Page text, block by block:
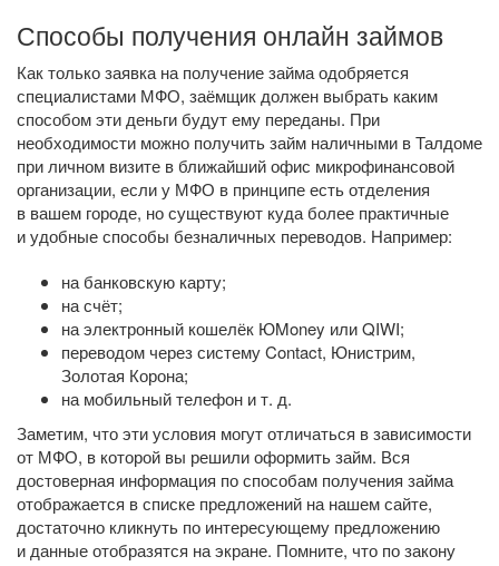
Способы получения онлайн займов
Как только заявка на получение займа одобряется
специалистами МФО, заёмщик должен выбрать каким
способом эти деньги будут ему переданы. При
необходимости можно получить займ наличными в Талдоме
при личном визите в ближайший офис микрофинансовой
организации, если у МФО в принципе есть отделения
в вашем городе, но существуют куда более практичные
и удобные способы безналичных переводов. Например:
на банковскую карту;
на счёт;
на электронный кошелёк ЮMoney или QIWI;
переводом через систему Contact, Юнистрим,
Золотая Корона;
на мобильный телефон и т. д.
Заметим, что эти условия могут отличаться в зависимости
от МФО, в которой вы решили оформить займ. Вся
достоверная информация по способам получения займа
отображается в списке предложений на нашем сайте,
достаточно кликнуть по интересующему предложению
и данные отобразятся на экране. Помните, что по закону